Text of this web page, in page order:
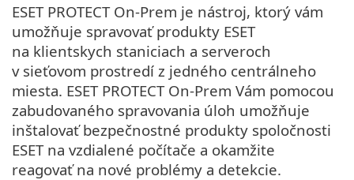
ESET PROTECT On-Prem je nástroj, ktorý vám
umožňuje spravovať produkty ESET
na klientskych staniciach a serveroch
v sieťovom prostredí z jedného centrálneho
miesta. ESET PROTECT On-Prem Vám pomocou
zabudovaného spravovania úloh umožňuje
inštalovať bezpečnostné produkty spoločnosti
ESET na vzdialené počítače a okamžite
reagovať na nové problémy a detekcie.